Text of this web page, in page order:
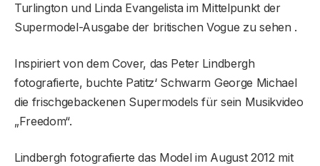
Turlington und Linda Evangelista im Mittelpunkt der
Supermodel-Ausgabe der britischen Vogue zu sehen .
Inspiriert von dem Cover, das Peter Lindbergh
fotografierte, buchte Patitz‘ Schwarm George Michael
die frischgebackenen Supermodels für sein Musikvideo
„Freedom“.
Lindbergh fotografierte das Model im August 2012 mit